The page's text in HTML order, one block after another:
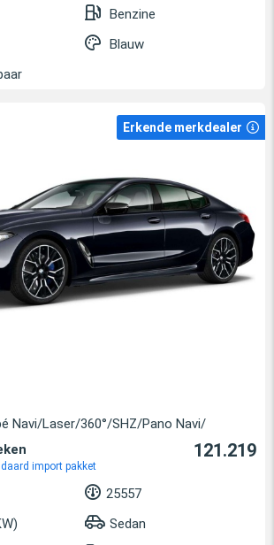
Benzine
Blauw
Erkende merkdealer
Navi/Laser/360°/SHZ/Pano Navi/
import pakket
121.219
25557
Sedan